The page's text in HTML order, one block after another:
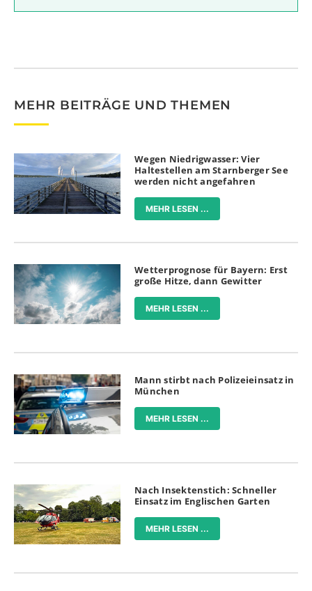
MEHR BEITRÄGE UND THEMEN
Wegen Niedrigwasser: Vier
Haltestellen am Starnberger See
werden nicht angefahren
MEHR LESEN ...
Wetterprognose für Bayern: Erst
große Hitze, dann Gewitter
MEHR LESEN ...
Mann stirbt nach Polizeieinsatz in
München
MEHR LESEN ...
Nach Insektenstich: Schneller
Einsatz im Englischen Garten
MEHR LESEN ...